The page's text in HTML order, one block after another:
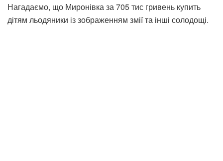
Нагадаємо, що Миронівка за 705 тис гривень купить
дітям льодяники із зображенням змії та інші солодощі.